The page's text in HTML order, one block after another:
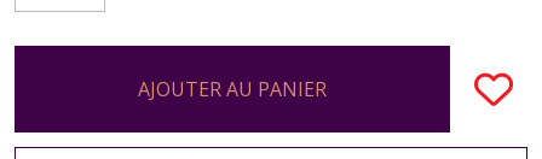
AJOUTER AU PANIER